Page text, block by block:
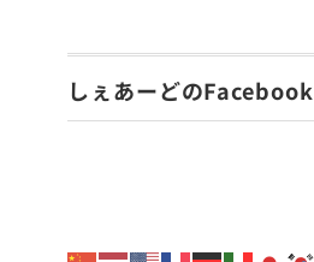
しぇあーどのFacebook